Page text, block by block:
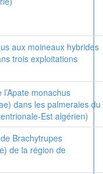
aux moineaux hybrides
trois exploitations
monachus
dans les palmeraies du
Est algérien)
Brachytrupes
de la région de